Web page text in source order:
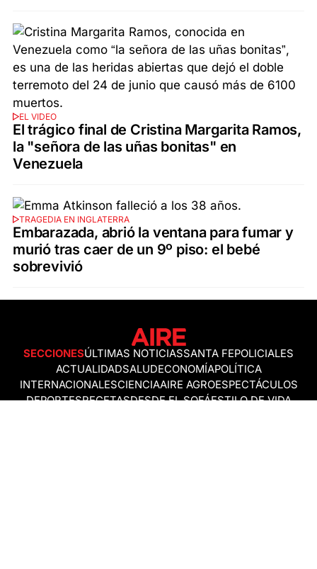
EL VIDEO
El trágico final de Cristina Margarita Ramos,
la "señora de las uñas bonitas" en
Venezuela
TRAGEDIA EN INGLATERRA
Embarazada, abrió la ventana para fumar y
murió tras caer de un 9º piso: el bebé
sobrevivió
SECCIONESÚLTIMAS NOTICIASSANTA FEPOLICIALES
ACTUALIDADSALUDECONOMÍAPOLÍTICA
INTERNACIONALESCIENCIAAIRE AGROESPECTÁCULOS
DEPORTESRECETASDESDE EL SOFÁESTILO DE VIDA